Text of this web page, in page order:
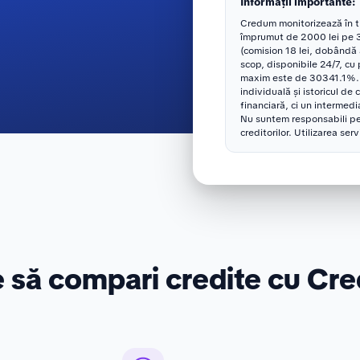
Credum monitorizează în
împrumut de 2000 lei pe
(comision 18 lei,
scop, disponibile 24/7, cu
maxim este de
individuală și istoricul de
financiară, ci un
Nu suntem responsabili
creditorilor. Utilizarea
să compari credite cu